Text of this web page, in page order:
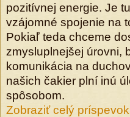
pozitívnej energie. Je
vzájomné spojenie na
Pokiaľ teda chceme
zmysluplnejšej úrovni,
komunikácia na
našich čakier plní inú
spôsobom.
Zobraziť celý